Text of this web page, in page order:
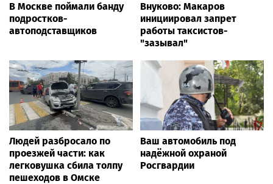
В Москве поймали банду
подростков-
автоподставщиков
Внуково: Макаров
инициировал запрет
работы таксистов-
"зазывал"
Людей разбросало по
проезжей части: как
легковушка сбила толпу
пешеходов в Омске
Ваш автомобиль под
надёжной охраной
Росгвардии